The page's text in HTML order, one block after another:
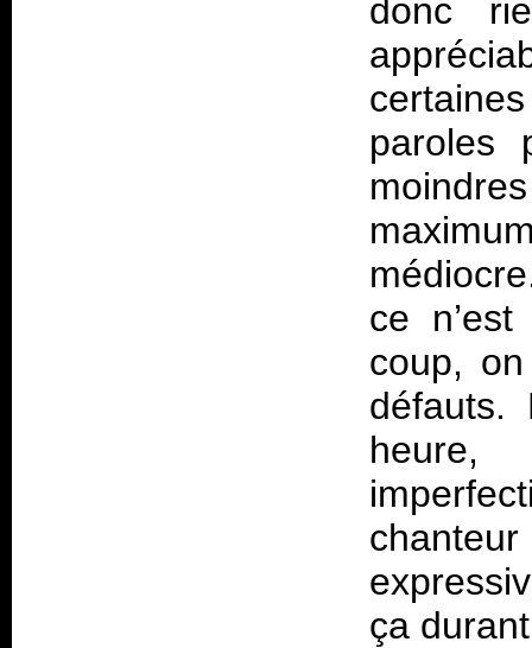
donc
ce
coup,
heure,
ça